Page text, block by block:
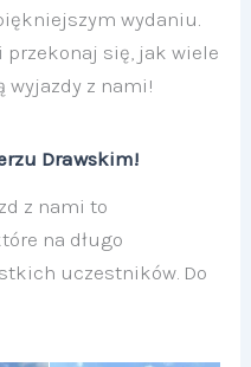
wydaniu.
się, jak wiele
wyjazdy z nami!
Drawskim!
z nami to
na długo
uczestników. Do